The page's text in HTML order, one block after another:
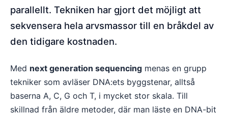
parallellt. Tekniken har gjort det möjligt att
sekvensera hela arvsmassor till en bråkdel av
den tidigare kostnaden.
Med next generation sequencing menas en grupp
tekniker som avläser DNA:ets byggstenar, alltså
baserna A, C, G och T, i mycket stor skala. Till
skillnad från äldre metoder, där man läste en DNA-bit